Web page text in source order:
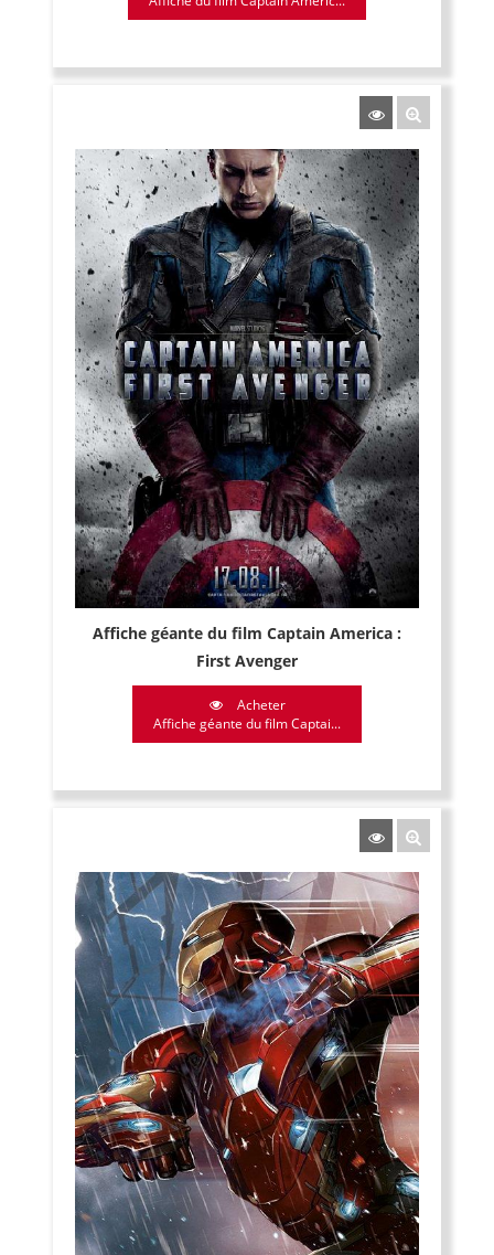
Affiche géante du film Captain America :
First Avenger
Acheter
Affiche géante du film Captai...